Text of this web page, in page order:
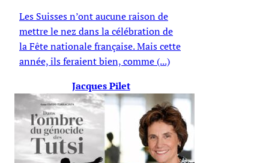
Les Suisses n’ont aucune raison de
mettre le nez dans la célébration de
la Fête nationale française. Mais cette
année, ils feraient bien, comme (...)
Jacques Pilet